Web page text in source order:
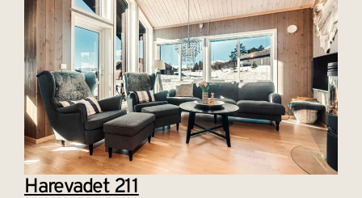
Harevadet 211